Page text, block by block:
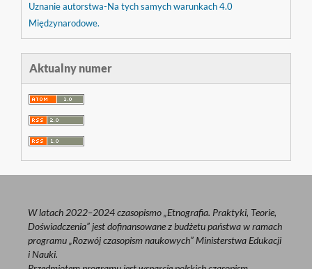
Uznanie autorstwa-Na tych samych warunkach 4.0
Międzynarodowe.
Aktualny numer
W latach 2022–2024 czasopismo „Etnografia. Praktyki, Teorie,
Doświadczenia” jest dofinansowane z budżetu państwa w ramach
programu „Rozwój czasopism naukowych” Ministerstwa Edukacji
i Nauki.